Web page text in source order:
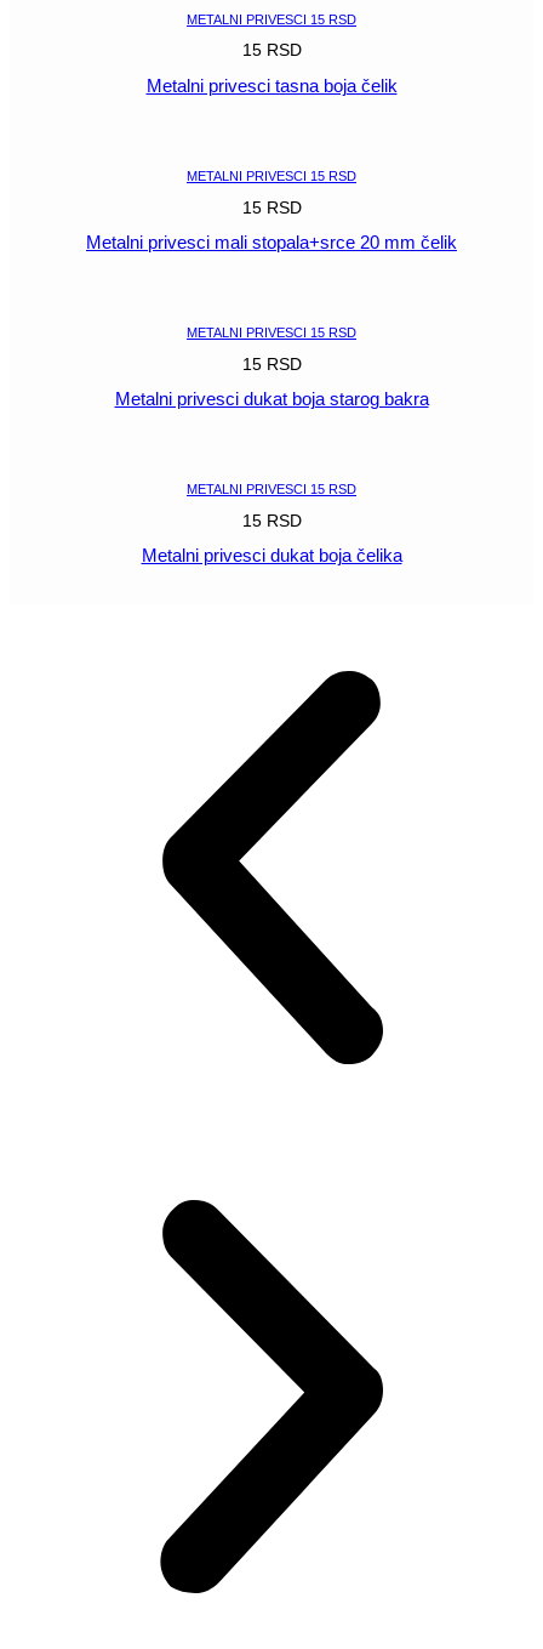
METALNI PRIVESCI 15 RSD
15 RSD
Metalni privesci tasna boja čelik
METALNI PRIVESCI 15 RSD
15 RSD
Metalni privesci mali stopala+srce 20 mm čelik
METALNI PRIVESCI 15 RSD
15 RSD
Metalni privesci dukat boja starog bakra
METALNI PRIVESCI 15 RSD
15 RSD
Metalni privesci dukat boja čelika